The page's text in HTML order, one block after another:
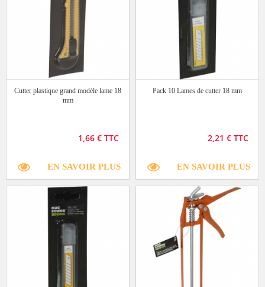
Cutter plastique grand modèle lame 18
mm
1,66 € TTC
EN SAVOIR PLUS
Pack 10 Lames de cutter 18 mm
2,21 € TTC
EN SAVOIR PLUS